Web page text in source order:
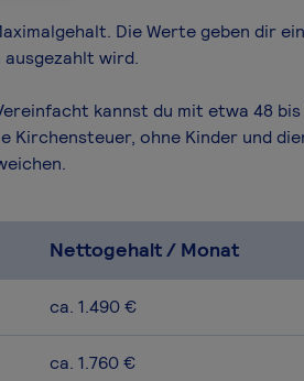
Die Werte geben dir
wird.
kannst du mit etwa 48
Kirchensteuer, ohne Kinder und
Nettogehalt / Monat
ca. 1.490 €
ca. 1.760 €